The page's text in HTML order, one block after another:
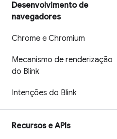
Desenvolvimento de
navegadores
Chrome e Chromium
Mecanismo de renderização
do Blink
Intenções do Blink
Recursos e APIs